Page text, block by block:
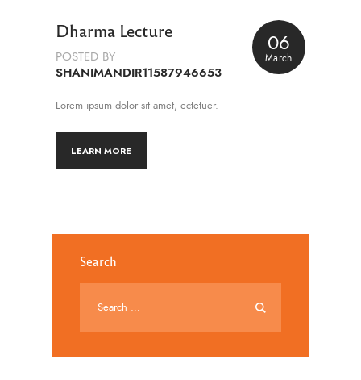
06
March
Dharma Lecture
POSTED BY
SHANIMANDIR11587946653
Lorem ipsum dolor sit amet, ectetuer.
LEARN MORE
Search